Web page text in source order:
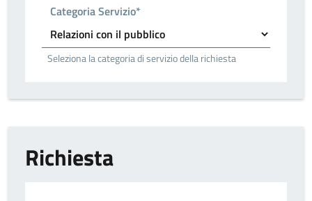
Categoria Servizio*
Seleziona la categoria di servizio della richiesta
Richiesta